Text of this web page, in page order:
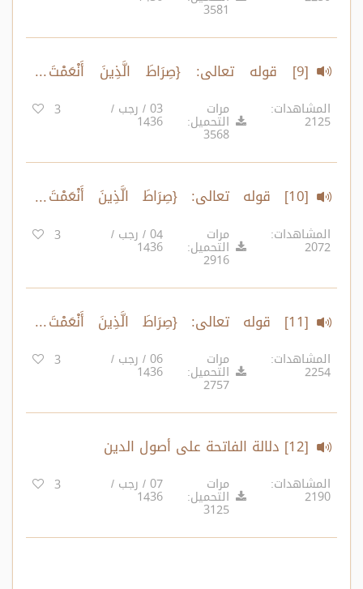
3581
[9] قوله تعالى: {صِرَاطَ الَّذِينَ أَنْعَمْتَ
عَلَيْهِمْ..} (1)
المشاهدات:
2125
مرات
التحميل:
3568
03 / رجب /
1436
3
[10] قوله تعالى: {صِرَاطَ الَّذِينَ أَنْعَمْتَ
عَلَيْهِمْ..} (2)
المشاهدات:
2072
مرات
التحميل:
2916
04 / رجب /
1436
3
[11] قوله تعالى: {صِرَاطَ الَّذِينَ أَنْعَمْتَ
عَلَيْهِمْ..} (3)
المشاهدات:
2254
مرات
التحميل:
2757
06 / رجب /
1436
3
[12] دلالة الفاتحة على أصول الدين
المشاهدات:
2190
مرات
التحميل:
3125
07 / رجب /
1436
3